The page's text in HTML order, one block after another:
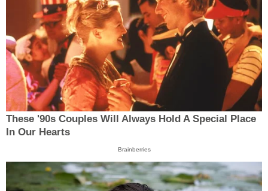
These '90s Couples Will Always Hold A Special Place
In Our Hearts
Brainberries